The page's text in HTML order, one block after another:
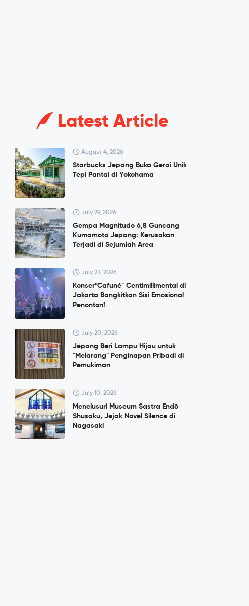
Latest Article
August 4, 2026
Starbucks Jepang Buka Gerai Unik
Tepi Pantai di Yokohama
July 29, 2026
Gempa Magnitudo 6,8 Guncang
Kumamoto Jepang: Kerusakan
Terjadi di Sejumlah Area
July 23, 2026
Konser”Cafuné" Centimillimental di
Jakarta Bangkitkan Sisi Emosional
Penonton!
July 20, 2026
Jepang Beri Lampu Hijau untuk
"Melarang" Penginapan Pribadi di
Pemukiman
July 10, 2026
Menelusuri Museum Sastra Endō
Shūsaku, Jejak Novel Silence di
Nagasaki